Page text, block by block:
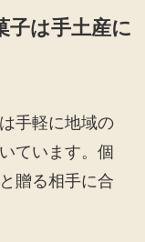
子は手土産に
手軽に地域の
ています。個
贈る相手に合